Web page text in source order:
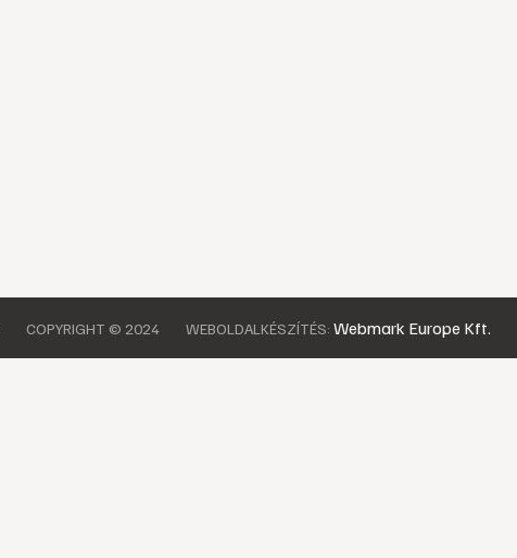
COPYRIGHT © 2024 WEBOLDALKÉSZÍTÉS: Webmark Europe Kft.